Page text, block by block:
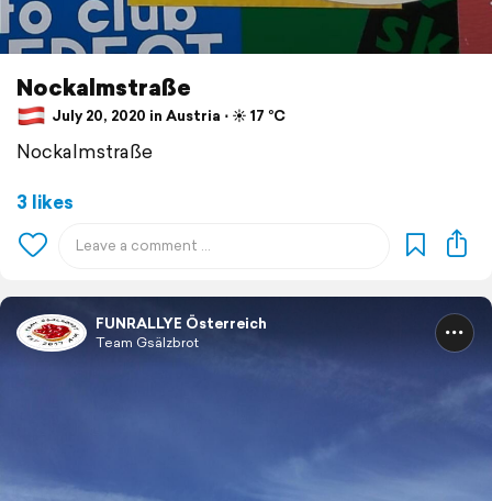
Nockalmstraße
July 20, 2020 in Austria ⋅ ☀️ 17 °C
Nockalmstraße
3 likes
FUNRALLYE Österreich
Team Gsälzbrot